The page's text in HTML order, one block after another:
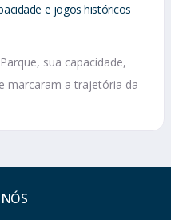
e jogos históricos
sua capacidade,
marcaram a trajetória da